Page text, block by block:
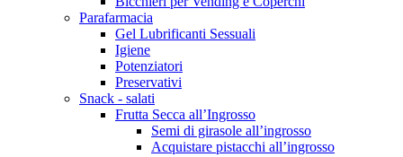
Parafarmacia
Gel Lubrificanti Sessuali
Igiene
Potenziatori
Preservativi
Snack - salati
Frutta Secca all’Ingrosso
Semi di girasole all’ingrosso
Acquistare pistacchi all’ingrosso